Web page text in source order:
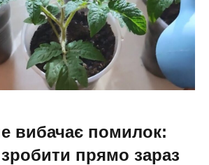
вибачає помилок:
прямо зараз